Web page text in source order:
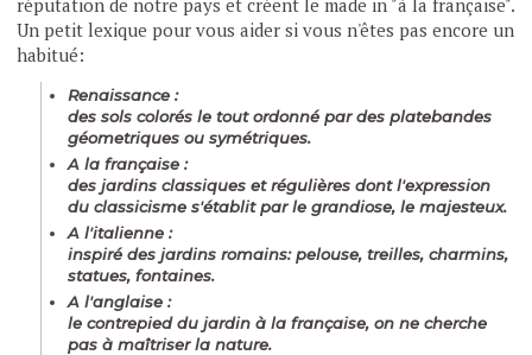
Un petit lexique pour vous aider si vous n'êtes pas encore un
habitué:
Renaissance :
des sols colorés le tout ordonné par des platebandes
géometriques ou symétriques.
A la française :
des jardins classiques et régulières dont l'expression
du classicisme s'établit par le grandiose, le majesteux.
A l'italienne :
inspiré des jardins romains: pelouse, treilles, charmins,
statues, fontaines.
A l'anglaise :
le contrepied du jardin à la française, on ne cherche
pas à maîtriser la nature.